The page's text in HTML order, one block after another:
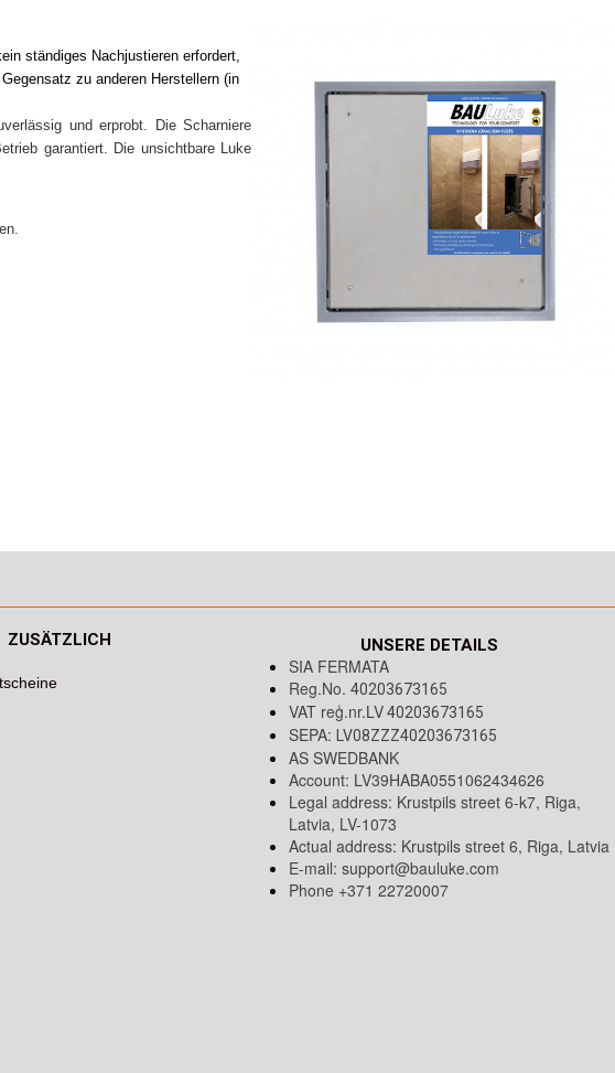
ständiges Nachjustieren erfordert,
zu anderen Herstellern (in
und erprobt. Die Scharniere
garantiert. Die unsichtbare Luke
ZUSÄTZLICH UNSERE DETAILS
SIA FERMATA
Reg.No. 40203673165
VAT reģ.nr.LV40203673165
SEPA: LV08ZZZ40203673165
AS SWEDBANK
Account: LV39HABA0551062434626
Legal address: Krustpils street 6-k7, Riga,
Latvia, LV-1073
Actual address: Krustpils street 6, Riga, Latvia
E-mail: support@bauluke.com
Phone +371 22720007